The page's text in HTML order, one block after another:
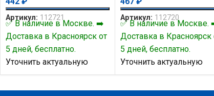
Артикул: 112721
✅ В наличие в Москве. ➡️
Доставка в Красноярск от
5 дней, бесплатно.
Уточнить актуальную
цену и наличие товара Вы
Артикул: 112720
✅ В наличие в Москве.
Доставка в Красноярск
5 дней, бесплатно.
Уточнить актуальную
цену и наличие товара